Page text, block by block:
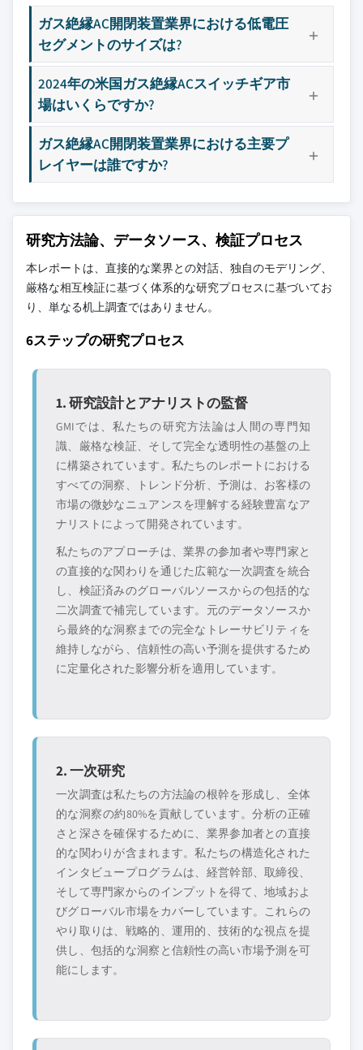
ガス絶縁AC開閉装置業界における低電圧
セグメントのサイズは?
2024年の米国ガス絶縁ACスイッチギア市
場はいくらですか?
ガス絶縁AC開閉装置業界における主要プ
レイヤーは誰ですか?
研究方法論、データソース、検証プロセス
本レポートは、直接的な業界との対話、独自のモデリング、
厳格な相互検証に基づく体系的な研究プロセスに基づいてお
り、単なる机上調査ではありません。
6ステップの研究プロセス
1. 研究設計とアナリストの監督
GMIでは、私たちの研究方法論は人間の専門知
識、厳格な検証、そして完全な透明性の基盤の上
に構築されています。私たちのレポートにおける
すべての洞察、トレンド分析、予測は、お客様の
市場の微妙なニュアンスを理解する経験豊富なア
ナリストによって開発されています。
私たちのアプローチは、業界の参加者や専門家と
の直接的な関わりを通じた広範な一次調査を統合
し、検証済みのグローバルソースからの包括的な
二次調査で補完しています。元のデータソースか
ら最終的な洞察までの完全なトレーサビリティを
維持しながら、信頼性の高い予測を提供するため
に定量化された影響分析を適用しています。
2. 一次研究
一次調査は私たちの方法論の根幹を形成し、全体
的な洞察の約80%を貢献しています。分析の正確
さと深さを確保するために、業界参加者との直接
的な関わりが含まれます。私たちの構造化された
インタビュープログラムは、経営幹部、取締役、
そして専門家からのインプットを得て、地域およ
びグローバル市場をカバーしています。これらの
やり取りは、戦略的、運用的、技術的な視点を提
供し、包括的な洞察と信頼性の高い市場予測を可
能にします。